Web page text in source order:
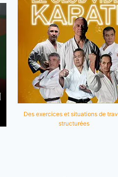
Des exercices et situations de
structurées